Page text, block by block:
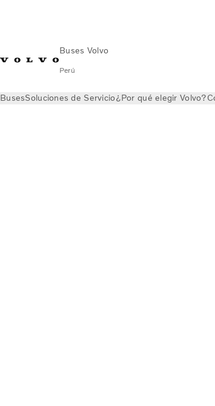
Buses Volvo
Perú
BusesSoluciones de Servicio¿Por qué elegir Volvo?